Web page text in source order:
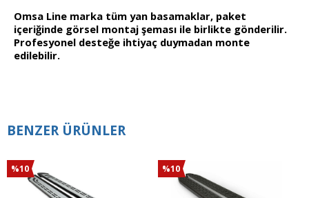
Omsa Line marka tüm yan basamaklar, paket
içeriğinde görsel montaj şeması ile birlikte gönderilir.
Profesyonel desteğe ihtiyaç duymadan monte
edilebilir.
BENZER ÜRÜNLER
%10 %10